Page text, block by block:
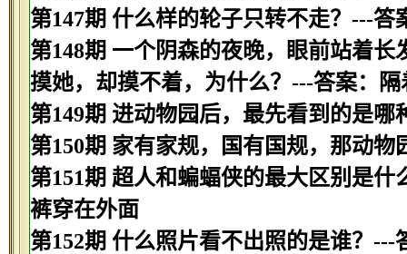
第147期 什么样的轮子只转不走？---答
第148期 一个阴森的夜晚，眼前站着
摸她，却摸不着，为什么？---答案：隔
第149期 进动物园后，最先看到的是哪
第150期 家有家规，国有国规，那动
第151期 超人和蝙蝠侠的最大区别是
裤穿在外面
第152期 什么照片看不出照的是谁？---